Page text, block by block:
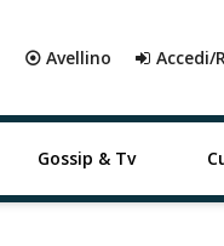
⦿ Avellino Accedi/
Gossip & Tv